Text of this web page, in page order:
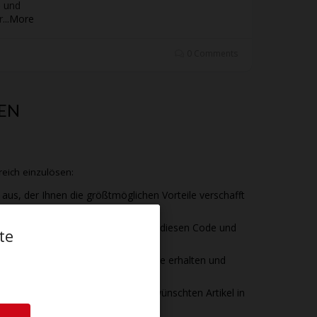
und
...More
einzulösen:
aus, der Ihnen die größtmöglichen Vorteile verschafft
Gutscheindetails. Kopieren Sie diesen Code und
Rabatt ohne Gutscheincode erhalten und
erst zur Kasse, wenn Sie alle gewünschten Artikel in